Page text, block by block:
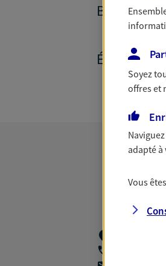
BANQUE
ÉPARGNE
Soyez
offres et
adapté
Vous